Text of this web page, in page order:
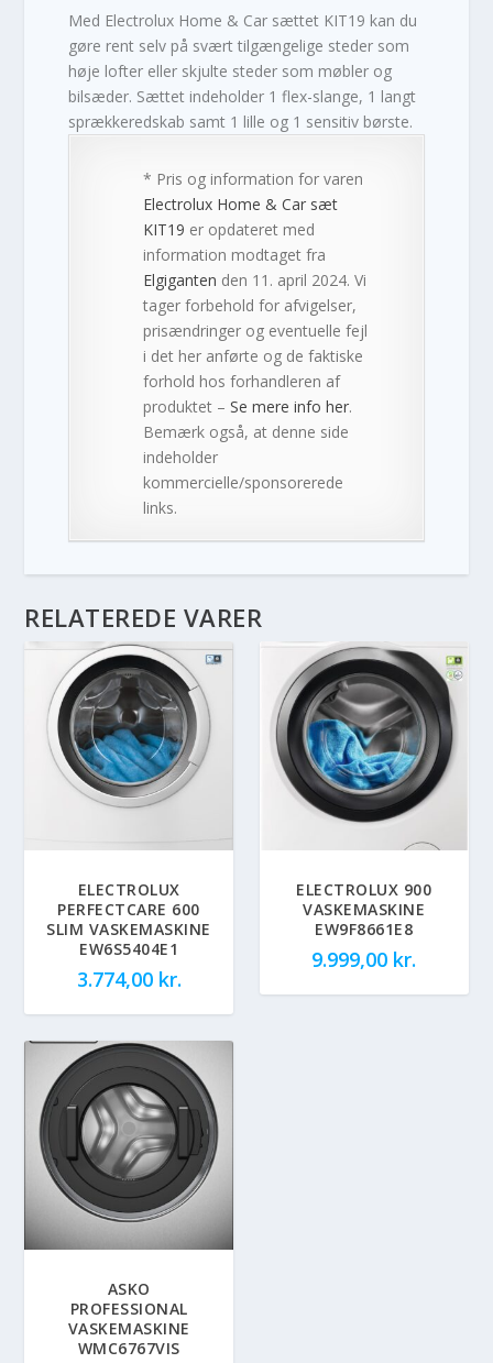
Med Electrolux Home & Car sættet KIT19 kan du
gøre rent selv på svært tilgængelige steder som
høje lofter eller skjulte steder som møbler og
bilsæder. Sættet indeholder 1 flex-slange, 1 langt
sprækkeredskab samt 1 lille og 1 sensitiv børste.
* Pris og information for varen
Electrolux Home & Car sæt
KIT19 er opdateret med
information modtaget fra
Elgiganten den 11. april 2024. Vi
tager forbehold for afvigelser,
prisændringer og eventuelle fejl
i det her anførte og de faktiske
forhold hos forhandleren af
produktet –Se mere info her.
Bemærk også, at denne side
indeholder
kommercielle/sponsorerede
links.
RELATEREDE VARER
ELECTROLUX
PERFECTCARE 600
SLIM VASKEMASKINE
EW6S5404E1
3.774,00 kr.
ELECTROLUX 900
VASKEMASKINE
EW9F8661E8
9.999,00 kr.
ASKO
PROFESSIONAL
VASKEMASKINE
WMC6767VIS